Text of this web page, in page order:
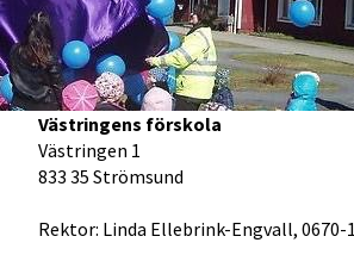
Västringens förskola
Västringen 1
833 35 Strömsund
Rektor: Linda Ellebrink-Engvall, 0670-